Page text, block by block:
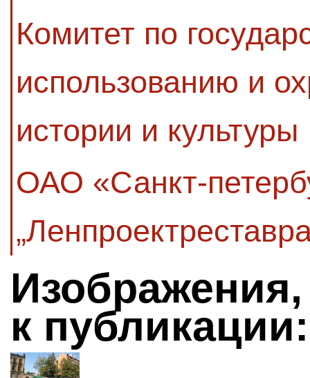
Комитет по
использованию и
истории и культуры
ОАО «Санкт-
к публикации: